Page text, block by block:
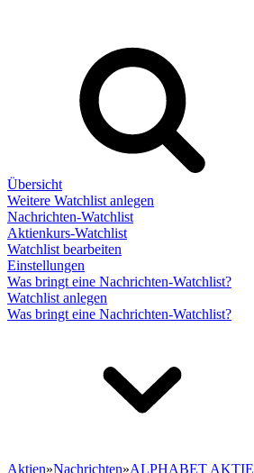
Übersicht
Weitere Watchlist anlegen
Nachrichten-Watchlist
Aktienkurs-Watchlist
Watchlist bearbeiten
Einstellungen
Was bringt eine Nachrichten-Watchlist?
Watchlist anlegen
Was bringt eine Nachrichten-Watchlist?
Aktien»Nachrichten»ALPHABET AKTIE